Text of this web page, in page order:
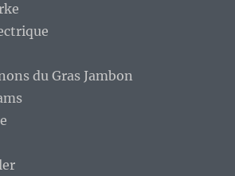
du Gras Jambon